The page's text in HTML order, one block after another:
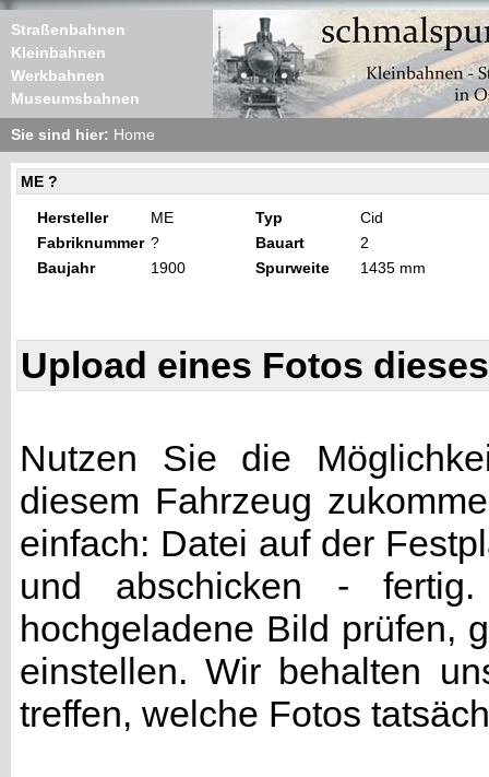
Straßenbahnen
Kleinbahnen
Werkbahnen
Museumsbahnen
Sie sind hier: Home
ME ?
Hersteller ME Typ
Cid
Fabriknummer ? Bauart
2
Baujahr
1900 Spurweite 1435 mm
Upload eines Fotos
Nutzen Sie die
diesem Fahrzeug
einfach: Datei auf der
und abschicken -
hochgeladene Bild prüfen,
einstellen. Wir behalten
treffen, welche Fotos